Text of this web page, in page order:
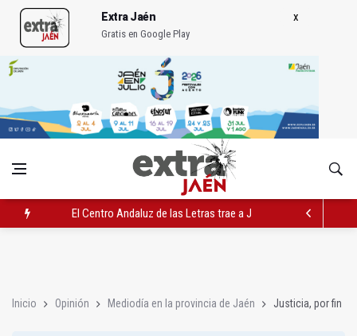
Extra Jaén
Gratis en Google Play
El Centro Andaluz de las Letras trae a Jaén al filósofo Omar
Inicio Opinión Mediodía en la provincia de Jaén Justicia, por fin